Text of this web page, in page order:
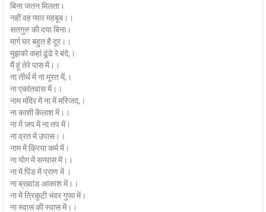
बिना जतन मिलता।
नहीं वह प्यार महबूब।।
सतगुरु की दया बिना।
मार्ग घर बहुत है दूर।।
मुझको कहां ढूंढे रे बंदे,।
मैं हूं तेरे पास में।।
ना तीर्थ में ना मूरत में,।
ना एकांतवास में।।
नाम मंदिर में ना में मस्जिद,।
ना काशी कैलाश में।।
ना में जप में ना तप में।
ना व्रत में उपास।।
नाम में क्रिया कर्म में।
ना योग में सन्यास में।।
ना में पिंड में प्राण में ।
ना ब्रह्मांड आकाश में।।
ना में त्रिकुटी भंवर गुफा में।
ना स्वास की स्वास में।।